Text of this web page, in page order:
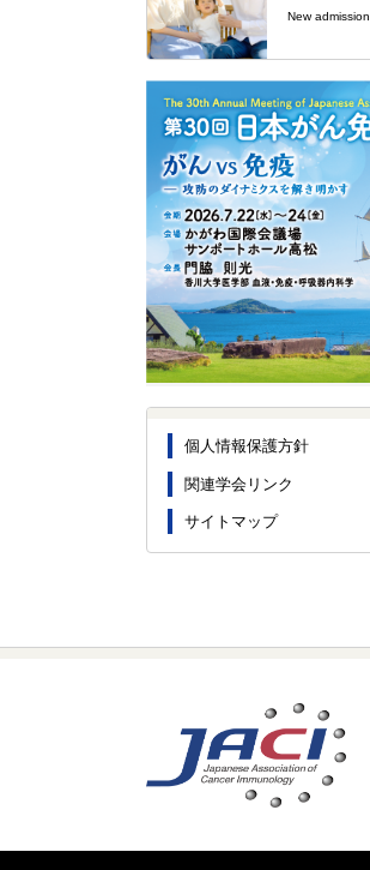
New admission
個人情報保護方針
関連学会リンク
サイトマップ